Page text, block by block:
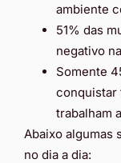
ambiente
51% das
negativo
Somente
conquistar
trabalham
Abaixo algumas
no dia a dia: